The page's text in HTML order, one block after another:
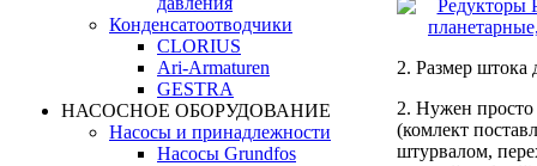
Конденсатоотводчики
CLORIUS
Ari-Armaturen
GESTRA
НАСОСНОЕ ОБОРУДОВАНИЕ
Насосы и принадлежности
Насосы Grundfos
2. Размер штока
2. Нужен просто
(комлект
штурвалом,